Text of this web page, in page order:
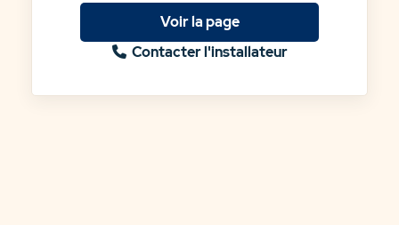
Voir la page
Contacter l'installateur